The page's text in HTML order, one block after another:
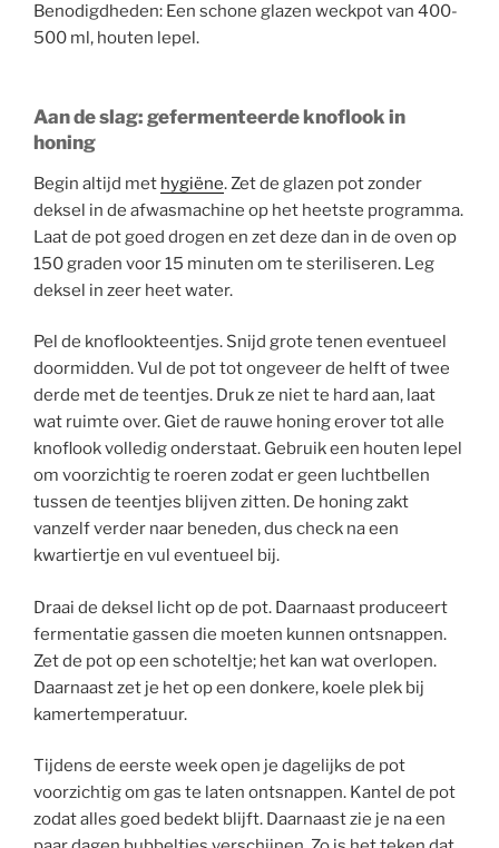
Benodigdheden: Een schone glazen weckpot van 400-
500 ml, houten lepel.
Aan de slag: gefermenteerde knoflook in
honing
Begin altijd met hygiëne. Zet de glazen pot zonder
deksel in de afwasmachine op het heetste programma.
Laat de pot goed drogen en zet deze dan in de oven op
150 graden voor 15 minuten om te steriliseren. Leg
deksel in zeer heet water.
Pel de knoflookteentjes. Snijd grote tenen eventueel
doormidden. Vul de pot tot ongeveer de helft of twee
derde met de teentjes. Druk ze niet te hard aan, laat
wat ruimte over. Giet de rauwe honing erover tot alle
knoflook volledig onderstaat. Gebruik een houten lepel
om voorzichtig te roeren zodat er geen luchtbellen
tussen de teentjes blijven zitten. De honing zakt
vanzelf verder naar beneden, dus check na een
kwartiertje en vul eventueel bij.
Draai de deksel licht op de pot. Daarnaast produceert
fermentatie gassen die moeten kunnen ontsnappen.
Zet de pot op een schoteltje; het kan wat overlopen.
Daarnaast zet je het op een donkere, koele plek bij
kamertemperatuur.
Tijdens de eerste week open je dagelijks de pot
voorzichtig om gas te laten ontsnappen. Kantel de pot
zodat alles goed bedekt blijft. Daarnaast zie je na een